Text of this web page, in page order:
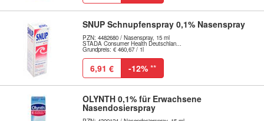
SNUP Schnupfenspray 0,1% Nasenspray
PZN: 4482680 / Nasenspray, 15 ml
STADA Consumer Health Deutschlan...
Grundpreis: € 460,67 / 1l
6,91 € -12% **
OLYNTH 0,1% für Erwachsene
Nasendosierspray